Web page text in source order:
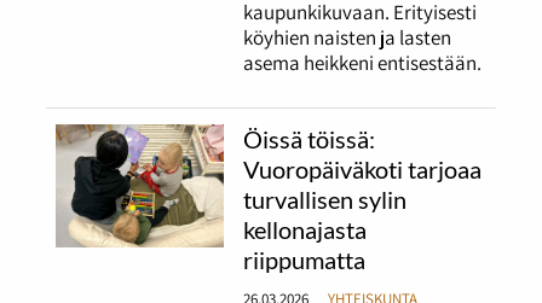
kaupunkikuvaan. Erityisesti
köyhien naisten ja lasten
asema heikkeni entisestään.
Öissä töissä:
Vuoropäiväkoti tarjoaa
turvallisen sylin
kellonajasta
riippumatta
26.03.2026 YHTEISKUNTA